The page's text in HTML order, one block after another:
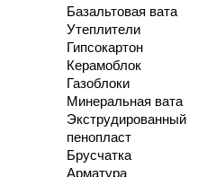
Базальтовая вата
Утеплители
Гипсокартон
Керамоблок
Газоблоки
Минеральная вата
Экструдированный
пенопласт
Брусчатка
Арматура